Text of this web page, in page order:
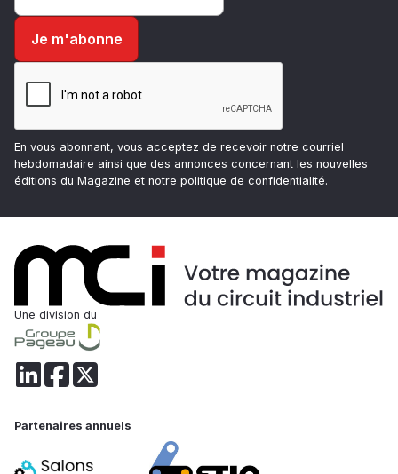
En vous abonnant, vous acceptez de recevoir notre courriel
hebdomadaire ainsi que des annonces concernant les nouvelles
éditions du Magazine et notre politique de confidentialité.
Une division du
Partenaires annuels